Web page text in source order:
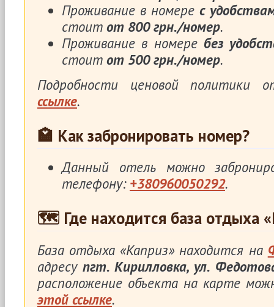
Проживание в номере с
стоит от 800 грн./номер.
Проживание в номере без
стоит от 500 грн./номер.
Подробности ценовой политики
ссылке.
🏩 Как забронировать номер?
Данный отель можно
телефону: +380960050292.
🗺 Где находится база отдыха
База отдыха «Каприз» находится на
адресупгт. Кирилловка, ул.
расположение объекта на карте
этой ссылке.